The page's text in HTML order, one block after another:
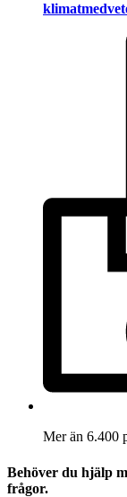
Mer än 6.400
Behöver du hjälp
frågor.